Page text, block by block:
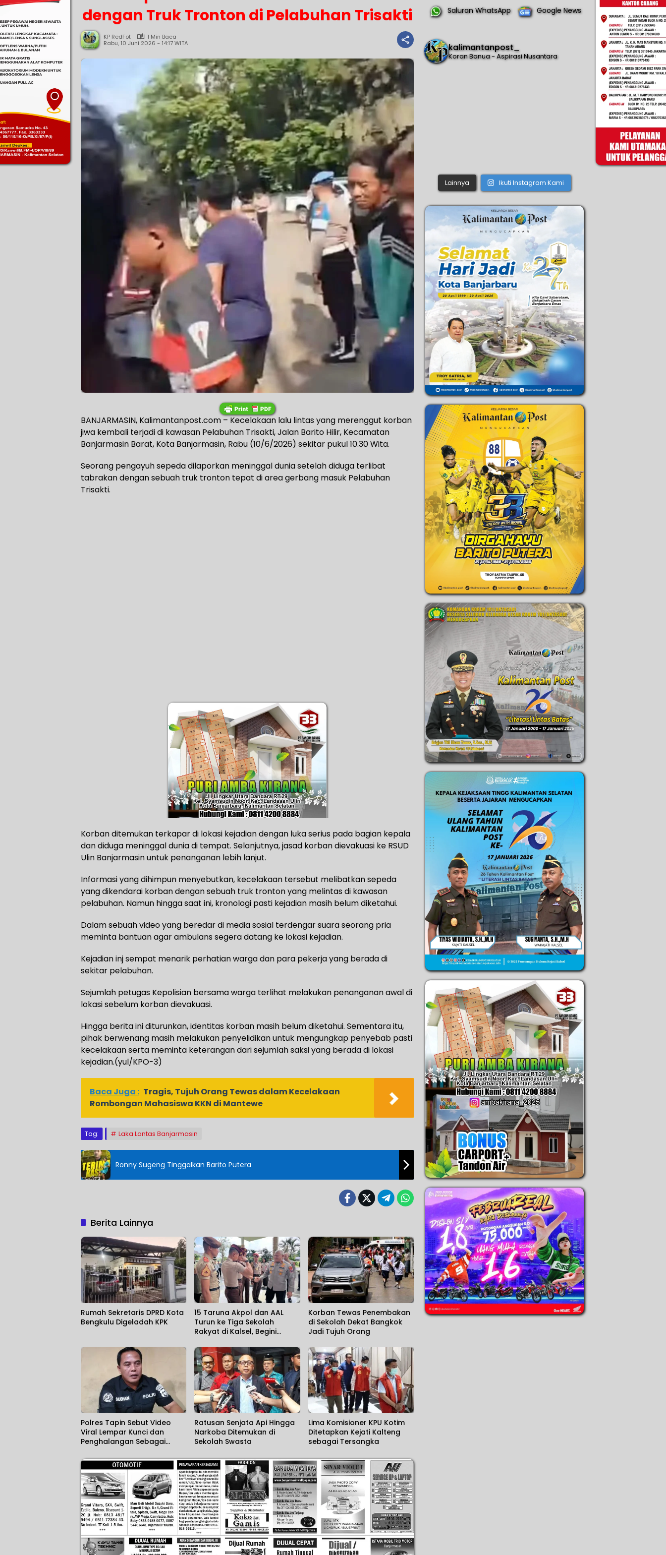
dengan Truk Tronton di Pelabuhan Trisakti
KP RedFot
1 Min Baca
Rabu, 10 Juni 2026 - 14:17 WITA
BANJARMASIN, Kalimantanpost.com – Kecelakaan lalu lintas yang merenggut korban
jiwa kembali terjadi di kawasan Pelabuhan Trisakti, Jalan Barito Hilir, Kecamatan
Banjarmasin Barat, Kota Banjarmasin, Rabu (10/6/2026) sekitar pukul 10.30 Wita.
Seorang pengayuh sepeda dilaporkan meninggal dunia setelah diduga terlibat
tabrakan dengan sebuah truk tronton tepat di area gerbang masuk Pelabuhan
Trisakti.
Korban ditemukan terkapar di lokasi kejadian dengan luka serius pada bagian kepala
dan diduga meninggal dunia di tempat. Selanjutnya, jasad korban dievakuasi ke RSUD
Ulin Banjarmasin untuk penanganan lebih lanjut.
Informasi yang dihimpun menyebutkan, kecelakaan tersebut melibatkan sepeda
yang dikendarai korban dengan sebuah truk tronton yang melintas di kawasan
pelabuhan. Namun hingga saat ini, kronologi pasti kejadian masih belum diketahui.
Dalam sebuah video yang beredar di media sosial terdengar suara seorang pria
meminta bantuan agar ambulans segera datang ke lokasi kejadian.
Kejadian inj sempat menarik perhatian warga dan para pekerja yang berada di
sekitar pelabuhan.
Sejumlah petugas Kepolisian bersama warga terlihat melakukan penanganan awal di
lokasi sebelum korban dievakuasi.
Hingga berita ini diturunkan, identitas korban masih belum diketahui. Sementara itu,
pihak berwenang masih melakukan penyelidikan untuk mengungkap penyebab pasti
kecelakaan serta meminta keterangan dari sejumlah saksi yang berada di lokasi
kejadian.(yul/KPO-3)
Baca Juga : Tragis, Tujuh Orang Tewas dalam Kecelakaan
Rombongan Mahasiswa KKN di Mantewe
Tag: Laka Lantas Banjarmasin
Ronny Sugeng Tinggalkan Barito Putera
Berita Lainnya
Rumah Sekretaris DPRD Kota
Bengkulu Digeladah KPK
15 Taruna Akpol dan AAL
Turun ke Tiga Sekolah
Rakyat di Kalsel, Begini
Korban Tewas Penembakan
di Sekolah Dekat Bangkok
Jadi Tujuh Orang
Polres Tapin Sebut Video
Viral Lempar Kunci dan
Penghalangan Sebagai
Ratusan Senjata Api Hingga
Narkoba Ditemukan di
Sekolah Swasta
Lima Komisioner KPU Kotim
Ditetapkan Kejati Kalteng
sebagai Tersangka
Saluran WhatsApp Google News
kalimantanpost_
Koran Banua - Aspirasi Nusantara
Lainnya Ikuti Instagram Kami